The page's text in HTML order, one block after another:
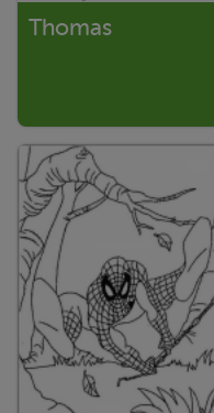
Thomas